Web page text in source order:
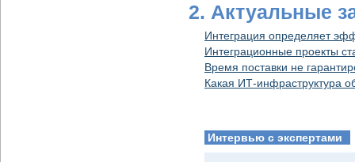
2. Актуальные
Интеграция определяет
Интеграционные проекты
Время поставки не
Какая ИТ-инфраструктура
Интервью с экспертами